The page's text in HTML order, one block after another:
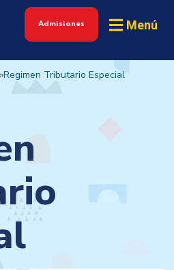
Admisiones Menú
»Regimen Tributario Especial